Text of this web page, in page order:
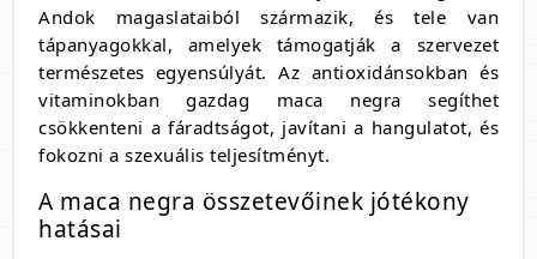
Andok magaslataiból származik, és tele van
tápanyagokkal, amelyek támogatják a szervezet
természetes egyensúlyát. Az antioxidánsokban és
vitaminokban gazdag maca negra segíthet
csökkenteni a fáradtságot, javítani a hangulatot, és
fokozni a szexuális teljesítményt.
A maca negra összetevőinek jótékony
hatásai